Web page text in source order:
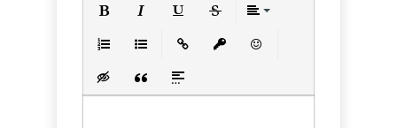
Вставка скрытого текста
Вставка цитаты
Вставка спойлера